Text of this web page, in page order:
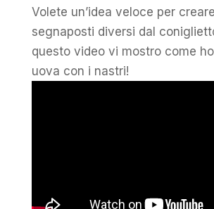
Volete un’idea veloce per
segnaposti diversi dal
questo video vi mostro come
uova con i nastri!